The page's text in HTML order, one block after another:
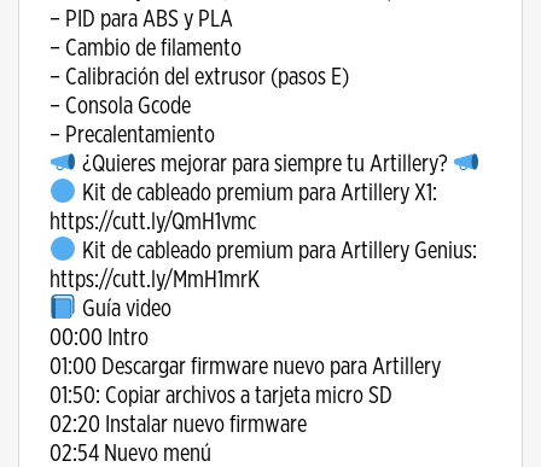
– PID para ABS y PLA
– Cambio de filamento
– Calibración del extrusor (pasos E)
– Consola Gcode
– Precalentamiento
¿Quieres mejorar para siempre tu Artillery?
Kit de cableado premium para Artillery X1:
https://cutt.ly/QmH1vmc
Kit de cableado premium para Artillery Genius:
https://cutt.ly/MmH1mrK
Guía video
00:00 Intro
01:00 Descargar firmware nuevo para Artillery
01:50: Copiar archivos a tarjeta micro SD
02:20 Instalar nuevo firmware
02:54 Nuevo menú